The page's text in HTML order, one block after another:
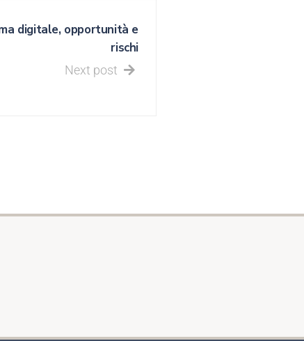
digitale, opportunità e
rischi
Next post